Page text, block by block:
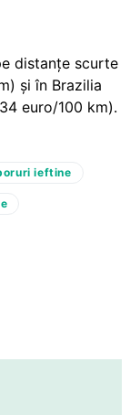
distanţe scurte
şi în Brazilia
euro/100 km).
ieftine